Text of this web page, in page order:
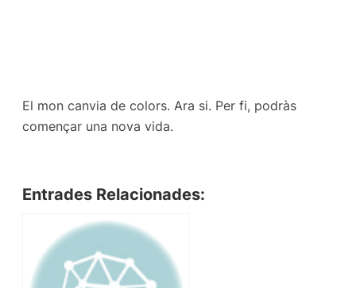
El mon canvia de colors. Ara si. Per fi, podràs
començar una nova vida.
Entrades Relacionades: